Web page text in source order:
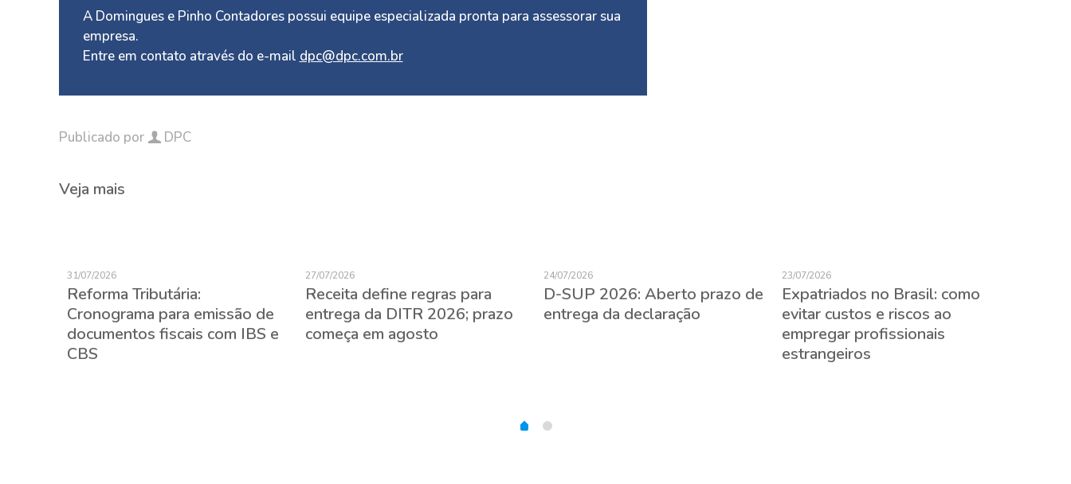
A Domingues e Pinho Contadores possui equipe especializada pronta para assessorar sua
empresa.
Entre em contato através do e-mail dpc@dpc.com.br
Publicado por DPC
Veja mais
31/07/2026
Reforma Tributária:
Cronograma para emissão de
documentos fiscais com IBS e
CBS
27/07/2026
Receita define regras para
entrega da DITR 2026; prazo
começa em agosto
24/07/2026
D-SUP 2026: Aberto prazo de
entrega da declaração
23/07/2026
Expatriados no Brasil: como
evitar custos e riscos ao
empregar profissionais
estrangeiros